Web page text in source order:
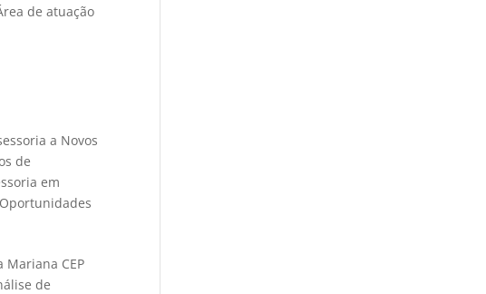
de atuação
a Novos
de
em
Mariana CEP
de